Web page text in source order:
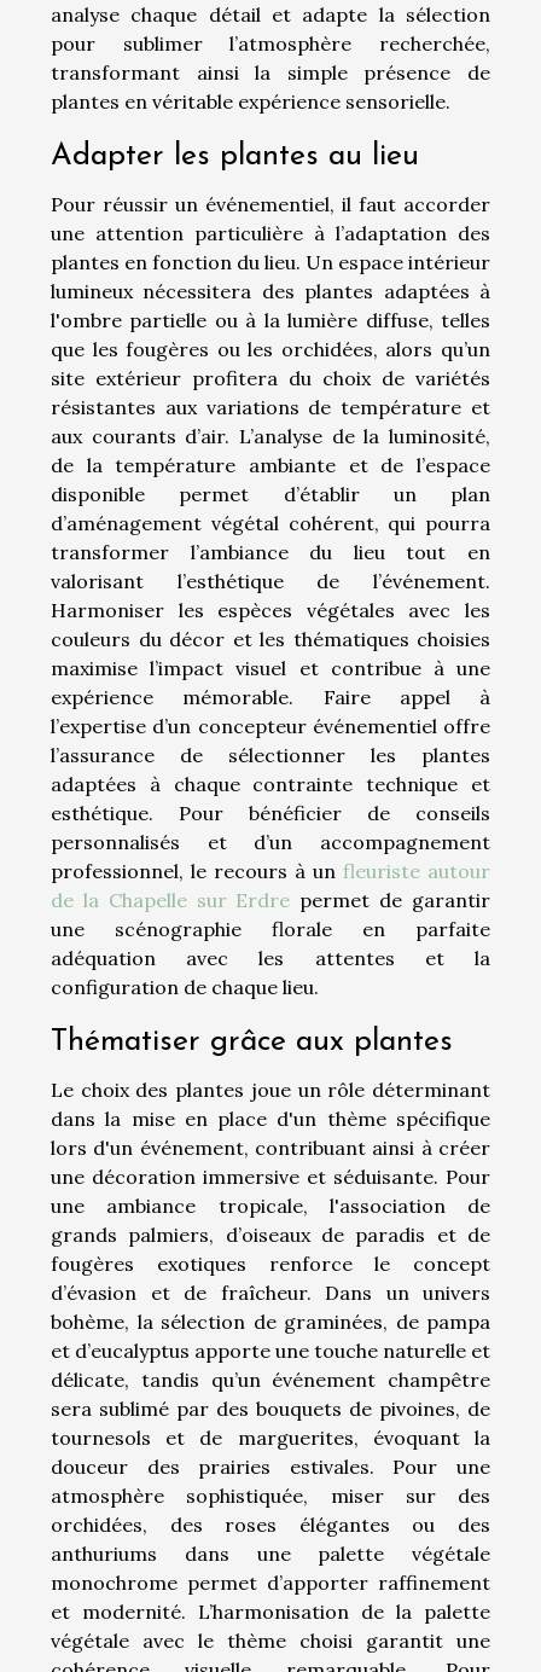
analyse chaque détail et adapte la sélection
pour sublimer l’atmosphère recherchée,
transformant ainsi la simple présence de
plantes en véritable expérience sensorielle.
Adapter les plantes au lieu
Pour réussir un événementiel, il faut accorder
une attention particulière à l’adaptation des
plantes en fonction du lieu. Un espace intérieur
lumineux nécessitera des plantes adaptées à
l'ombre partielle ou à la lumière diffuse, telles
que les fougères ou les orchidées, alors qu’un
site extérieur profitera du choix de variétés
résistantes aux variations de température et
aux courants d’air. L’analyse de la luminosité,
de la température ambiante et de l’espace
disponible permet d’établir un plan
d’aménagement végétal cohérent, qui pourra
transformer l’ambiance du lieu tout en
valorisant l’esthétique de l’événement.
Harmoniser les espèces végétales avec les
couleurs du décor et les thématiques choisies
maximise l’impact visuel et contribue à une
expérience mémorable. Faire appel à
l’expertise d’un concepteur événementiel offre
l’assurance de sélectionner les plantes
adaptées à chaque contrainte technique et
esthétique. Pour bénéficier de conseils
personnalisés et d’un accompagnement
professionnel, le recours à un fleuriste autour
de la Chapelle sur Erdre permet de garantir
une scénographie florale en parfaite
adéquation avec les attentes et la
configuration de chaque lieu.
Thématiser grâce aux plantes
Le choix des plantes joue un rôle déterminant
dans la mise en place d'un thème spécifique
lors d'un événement, contribuant ainsi à créer
une décoration immersive et séduisante. Pour
une ambiance tropicale, l'association de
grands palmiers, d’oiseaux de paradis et de
fougères exotiques renforce le concept
d’évasion et de fraîcheur. Dans un univers
bohème, la sélection de graminées, de pampa
et d’eucalyptus apporte une touche naturelle et
délicate, tandis qu’un événement champêtre
sera sublimé par des bouquets de pivoines, de
tournesols et de marguerites, évoquant la
douceur des prairies estivales. Pour une
atmosphère sophistiquée, miser sur des
orchidées, des roses élégantes ou des
anthuriums dans une palette végétale
monochrome permet d’apporter raffinement
et modernité. L’harmonisation de la palette
végétale avec le thème choisi garantit une